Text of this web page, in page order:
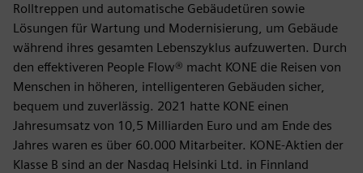
Rolltreppen und automatische Gebäudetüren sowie
Lösungen für Wartung und Modernisierung, um Gebäude
während ihres gesamten Lebenszyklus aufzuwerten. Durch
den effektiveren People Flow® macht KONE die Reisen von
Menschen in höheren, intelligenteren Gebäuden sicher,
bequem und zuverlässig. 2021 hatte KONE einen
Jahresumsatz von 10,5 Milliarden Euro und am Ende des
Jahres waren es über 60.000 Mitarbeiter. KONE-Aktien der
Klasse B sind an der Nasdaq Helsinki Ltd. in Finnland